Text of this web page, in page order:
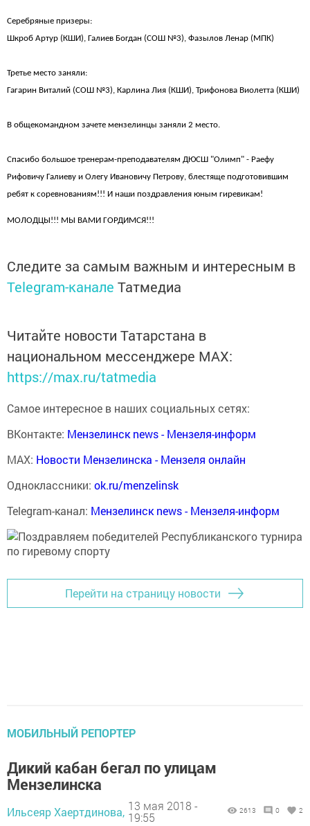
Серебряные призеры:
Шкроб Артур (КШИ), Галиев Богдан (СОШ №3), Фазылов Ленар (МПК)
Третье место заняли:
Гагарин Виталий (СОШ №3), Карлина Лия (КШИ), Трифонова Виолетта (КШИ)
В общекомандном зачете мензелинцы заняли 2 место.
Спасибо большое тренерам-преподавателям ДЮСШ "Олимп" - Раефу
Рифовичу Галиеву и Олегу Ивановичу Петрову, блестяще подготовившим
ребят к соревнованиям!!! И наши поздравления юным гиревикам!
МОЛОДЦЫ!!! МЫ ВАМИ ГОРДИМСЯ!!!
Следите за самым важным и интересным в
Telegram-канале Татмедиа
Читайте новости Татарстана в
национальном мессенджере MАХ:
https://max.ru/tatmedia
Самое интересное в наших социальных сетях:
ВКонтакте: Мензелинск news - Мензеля-информ
MAX: Новости Мензелинска - Мензеля онлайн
Одноклассники: ok.ru/menzelinsk
Telegram-канал: Мензелинск news - Мензеля-информ
Перейти на страницу новости
МОБИЛЬНЫЙ РЕПОРТЕР
Дикий кабан бегал по улицам
Мензелинска
Ильсеяр Хаертдинова, 13 мая 2018 -
19:55
2613 0 2